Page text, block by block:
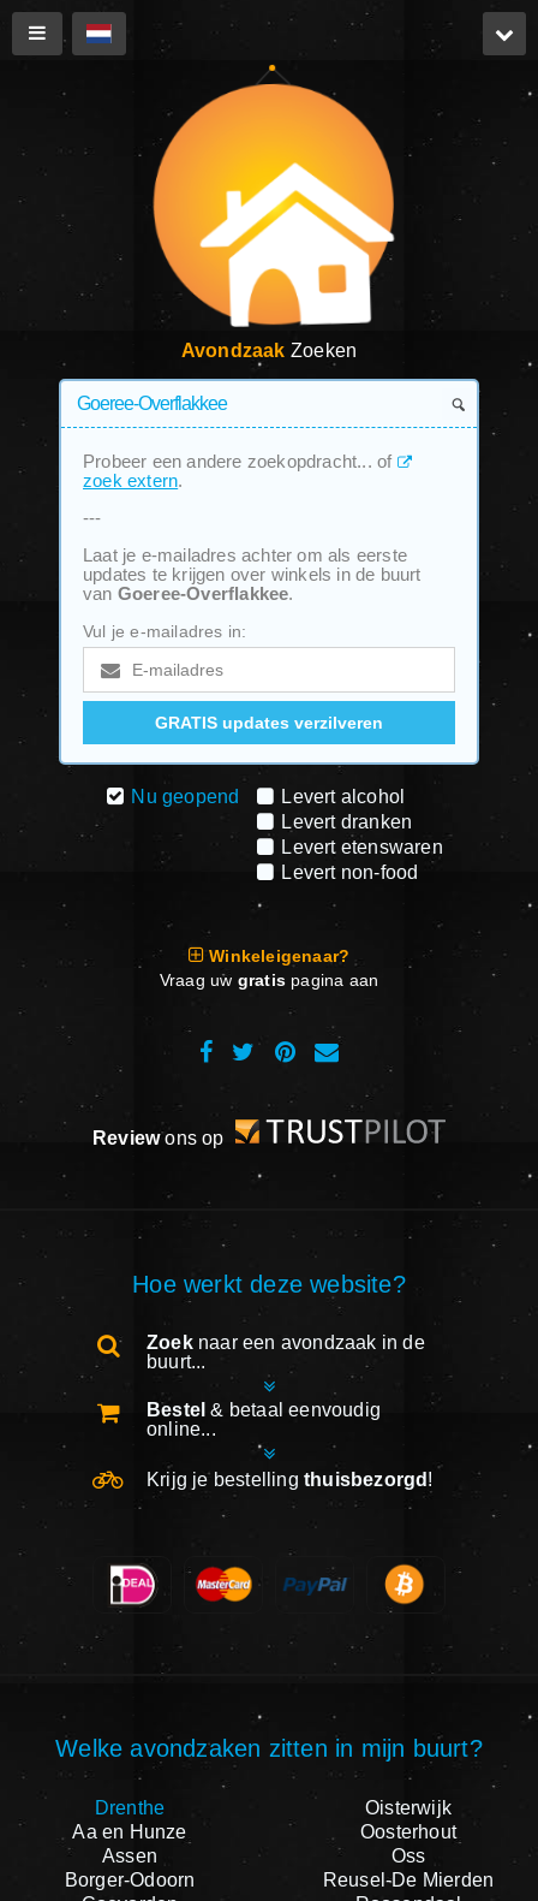
Avondzaak Zoeken
Probeer een andere zoekopdracht... of
zoek extern.
---
Laat je e-mailadres achter om als eerste
updates te krijgen over winkels in de buurt
van Goeree-Overflakkee.
Vul je e-mailadres in:
Nu geopend
Levert alcohol
Levert dranken
Levert etenswaren
Levert non-food
Winkeleigenaar?
Vraag uw gratispagina aan
Reviewons op
Hoe werkt deze website?
Zoeknaar een avondzaak in de
buurt...
Bestel & betaal eenvoudig
online...
Krijg je bestelling thuisbezorgd !
Welke avondzaken zitten in mijn buurt?
Drenthe
Aa en Hunze
Assen
Borger-Odoorn
Oisterwijk
Oosterhout
Oss
Reusel-De Mierden